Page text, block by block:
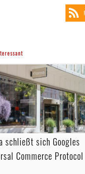
schließt sich Googles
Commerce Protocol